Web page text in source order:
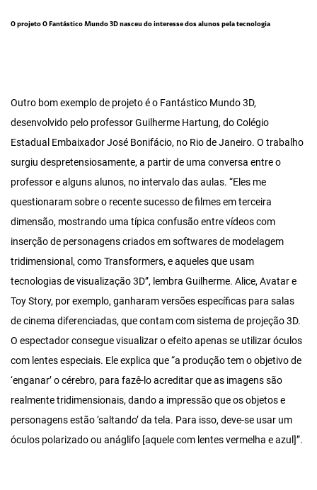
O projeto O Fantástico Mundo 3D nasceu do interesse dos alunos pela tecnologia
Outro bom exemplo de projeto é o Fantástico Mundo 3D,
desenvolvido pelo professor Guilherme Hartung, do Colégio
Estadual Embaixador José Bonifácio, no Rio de Janeiro. O trabalho
surgiu despretensiosamente, a partir de uma conversa entre o
professor e alguns alunos, no intervalo das aulas. “Eles me
questionaram sobre o recente sucesso de filmes em terceira
dimensão, mostrando uma típica confusão entre vídeos com
inserção de personagens criados em softwares de modelagem
tridimensional, como Transformers, e aqueles que usam
tecnologias de visualização 3D”, lembra Guilherme. Alice, Avatar e
Toy Story, por exemplo, ganharam versões específicas para salas
de cinema diferenciadas, que contam com sistema de projeção 3D.
O espectador consegue visualizar o efeito apenas se utilizar óculos
com lentes especiais. Ele explica que “a produção tem o objetivo de
‘enganar’ o cérebro, para fazê-lo acreditar que as imagens são
realmente tridimensionais, dando a impressão que os objetos e
personagens estão ‘saltando’ da tela. Para isso, deve-se usar um
óculos polarizado ou anáglifo [aquele com lentes vermelha e azul]”.